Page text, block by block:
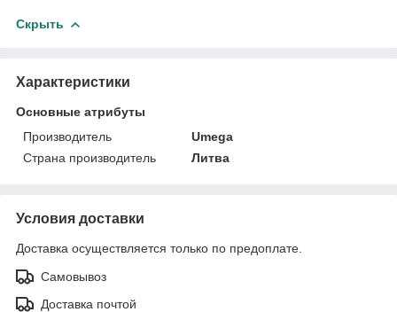
Скрыть
Характеристики
Основные атрибуты
Производитель
Umega
Страна производитель
Литва
Условия доставки
Доставка осуществляется только по предоплате.
Самовывоз
Доставка почтой